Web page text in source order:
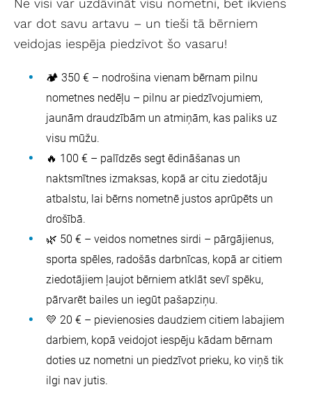
Ne visi var uzdāvināt visu nometni, bet ikviens
var dot savu artavu – un tieši tā bērniem
veidojas iespēja piedzīvot šo vasaru!
🏕️ 350 € – nodrošina vienam bērnam pilnu
nometnes nedēļu – pilnu ar piedzīvojumiem,
jaunām draudzībām un atmiņām, kas paliks uz
visu mūžu.
🔥 100 € – palīdzēs segt ēdināšanas un
naktsmītnes izmaksas, kopā ar citu ziedotāju
atbalstu, lai bērns nometnē justos aprūpēts un
drošībā.
🌿 50 € – veidos nometnes sirdi – pārgājienus,
sporta spēles, radošās darbnīcas, kopā ar citiem
ziedotājiem ļaujot bērniem atklāt sevī spēku,
pārvarēt bailes un iegūt pašapziņu.
💛 20 € – pievienosies daudziem citiem labajiem
darbiem, kopā veidojot iespēju kādam bērnam
doties uz nometni un piedzīvot prieku, ko viņš tik
ilgi nav jutis.